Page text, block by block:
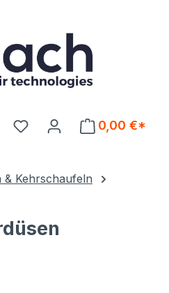
Du hast 0 Produkte auf
0,00 €*
& Kehrschaufeln